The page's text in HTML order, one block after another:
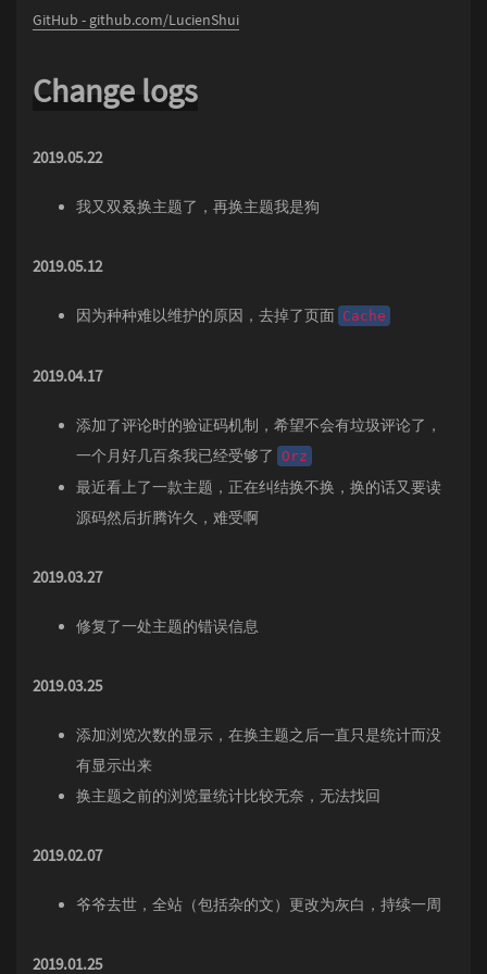
GitHub - github.com/LucienShui
Change logs
2019.05.22
我又双叒换主题了，再换主题我是狗
2019.05.12
因为种种难以维护的原因，去掉了页面 Cache
2019.04.17
添加了评论时的验证码机制，希望不会有垃圾评论了，
一个月好几百条我已经受够了 Orz
最近看上了一款主题，正在纠结换不换，换的话又要读
源码然后折腾许久，难受啊
2019.03.27
修复了一处主题的错误信息
2019.03.25
添加浏览次数的显示，在换主题之后一直只是统计而没
有显示出来
换主题之前的浏览量统计比较无奈，无法找回
2019.02.07
爷爷去世，全站（包括杂的文）更改为灰白，持续一周
2019.01.25